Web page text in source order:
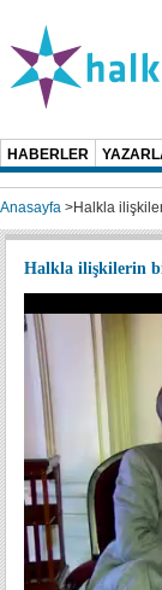
HABERLER
Anasayfa >Halkla
Halkla ilişkilerin